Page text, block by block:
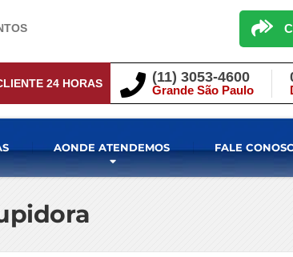
24 HORAS (11) 3053-4600
Grande São Paulo
AONDE ATENDEMOS FALE